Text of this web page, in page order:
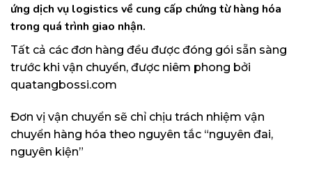
ứng dịch vụ logistics về cung cấp chứng từ hàng hóa
trong quá trình giao nhận.
Tất cả các đơn hàng đều được đóng gói sẵn sàng
trước khi vận chuyển, được niêm phong bởi
quatangbossi.com
Đơn vị vận chuyển sẽ chỉ chịu trách nhiệm vận
chuyển hàng hóa theo nguyên tắc “nguyên đai,
nguyên kiện”